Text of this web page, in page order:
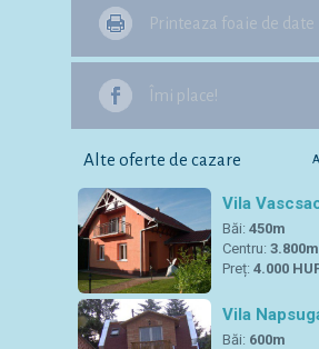
Printeaza foaie de date
Îmi place!
Alte oferte de cazare
Vila
Băi: 450m
Centru: 3.800m
Preț: 4.000
Vila
Băi: 600m